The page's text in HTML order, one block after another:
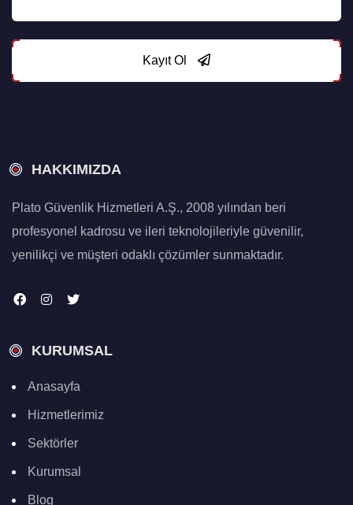
Kayıt Ol
HAKKIMIZDA
Plato Güvenlik Hizmetleri A.Ş., 2008 yılından beri
profesyonel kadrosu ve ileri teknolojileriyle güvenilir,
yenilikçi ve müşteri odaklı çözümler sunmaktadır.
KURUMSAL
Anasayfa
Hizmetlerimiz
Sektörler
Kurumsal
Blog